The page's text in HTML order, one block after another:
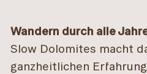
Wandern durch alle
Slow Dolomites macht
ganzheitlichen